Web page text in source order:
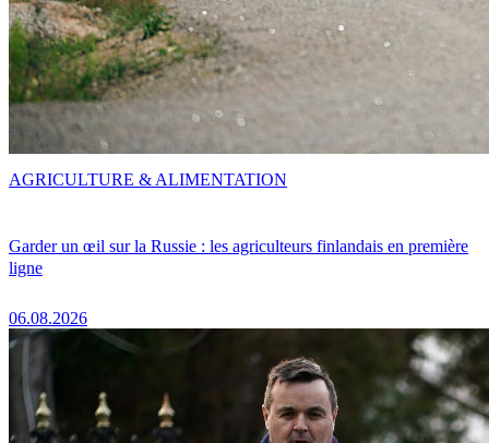
Garder un œil sur la Russie : les agriculteurs finlandais en première
ligne
06.08.2026
AGRICULTURE & ALIMENTATION